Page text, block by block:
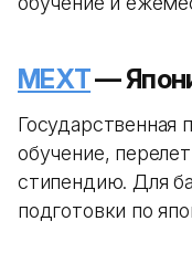
MEXT—
Государственная
обучение,
стипендию. Для
подготовки по